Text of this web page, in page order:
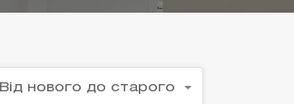
Від нового до старого